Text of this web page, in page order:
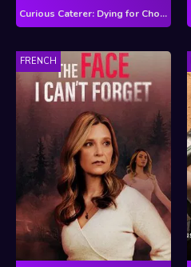
Curious Caterer: Dying for Chocolate
FRENCH